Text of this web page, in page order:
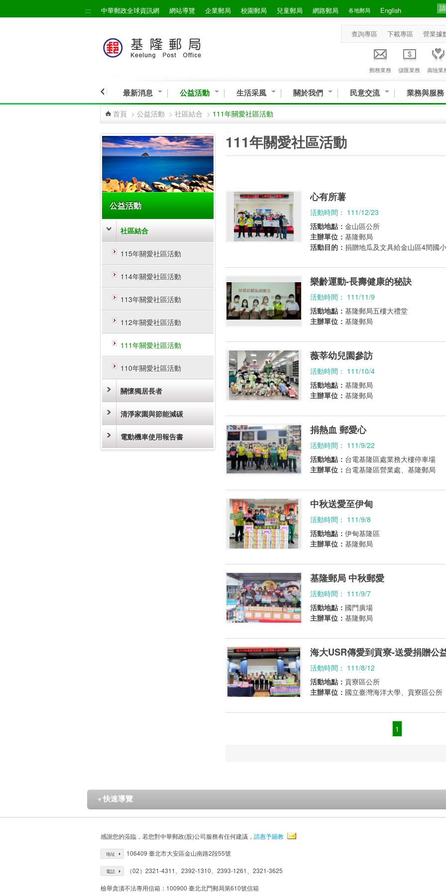
::: 中華郵政全球資訊網 網站導覽 企業郵局 校園郵局 兒童郵局 網路郵局 各地郵局 English
查詢專區 下載專區 營業據
郵務業務 儲匯業務 壽險業
最新消息 公益活動 生活采風 關於我們 民意交流 業務與服務
首頁 > 公益活動 > 社區結合 > 111年關愛社區活動
公益活動
社區結合
115年關愛社區活動
114年關愛社區活動
113年關愛社區活動
112年關愛社區活動
111年關愛社區活動
110年關愛社區活動
關懷獨居長者
清淨家園與節能減碳
電動機車使用報告書
111年關愛社區活動
心有所薯
活動時間： 111/12/23
活動地點： 金山區公所
主辦單位： 基隆郵局
活動目的： 捐贈地瓜及文具給金山區4間國
樂齡運動-長壽健康的秘訣
活動時間： 111/11/9
活動地點： 基隆郵局五樓大禮堂
主辦單位： 基隆郵局
薇莘幼兒園參訪
活動時間： 111/10/4
活動地點： 基隆郵局
主辦單位： 基隆郵局
捐熱血 郵愛心
活動時間： 111/9/22
活動地點： 台電基隆區處業務大樓停車場
主辦單位： 台電基隆區營業處、基隆郵局
中秋送愛至伊甸
活動時間： 111/9/8
活動地點： 伊甸基隆區
主辦單位： 基隆郵局
基隆郵局 中秋郵愛
活動時間： 111/9/7
活動地點： 國門廣場
主辦單位： 基隆郵局
海大USR傳愛到貢寮-送愛捐贈公
活動時間： 111/8/12
活動地點： 貢寮區公所
主辦單位： 國立臺灣海洋大學、貢寮區公所
1
▼ 快速導覽
感謝您的蒞臨，若您對中華郵政(股)公司服務有任何建議， 請惠予賜教
地址 106409 臺北市大安區金山南路2段55號
電話 （02）2321-4311、2392-1310、2393-1261、2321-3625
檢舉貪瀆不法專用信箱：100900 臺北北門郵局第610號信箱